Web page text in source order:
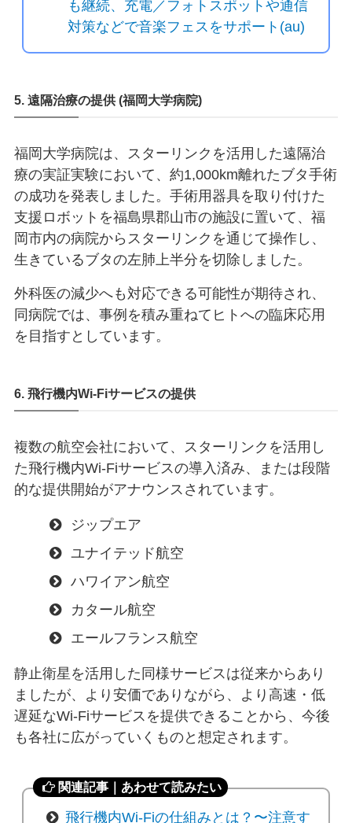
も継続、充電／フォトスポットや通信
対策などで音楽フェスをサポート(au)
5. 遠隔治療の提供 (福岡大学病院)
福岡大学病院は、スターリンクを活用した遠隔治
療の実証実験において、約1,000km離れたブタ手術
の成功を発表しました。手術用器具を取り付けた
支援ロボットを福島県郡山市の施設に置いて、福
岡市内の病院からスターリンクを通じて操作し、
生きているブタの左肺上半分を切除しました。
外科医の減少へも対応できる可能性が期待され、
同病院では、事例を積み重ねてヒトへの臨床応用
を目指すとしています。
6. 飛行機内Wi-Fiサービスの提供
複数の航空会社において、スターリンクを活用し
た飛行機内Wi-Fiサービスの導入済み、または段階
的な提供開始がアナウンスされています。
ジップエア
ユナイテッド航空
ハワイアン航空
カタール航空
エールフランス航空
静止衛星を活用した同様サービスは従来からあり
ましたが、より安価でありながら、より高速・低
遅延なWi-Fiサービスを提供できることから、今後
も各社に広がっていくものと想定されます。
関連記事｜あわせて読みたい
飛行機内Wi-Fiの仕組みとは？〜注意す